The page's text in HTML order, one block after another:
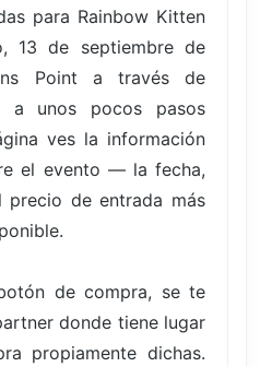
para Rainbow Kitten
13 de septiembre de
Point a través de
a unos pocos pasos
ves la información
el evento — la fecha,
de entrada más
de compra, se te
donde tiene lugar
propiamente dichas.